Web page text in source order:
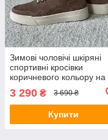
Зимові чоловічі шкіряні
спортивні кросівки
коричневого кольору на
3 290 ₴ 3 690 ₴
Купити